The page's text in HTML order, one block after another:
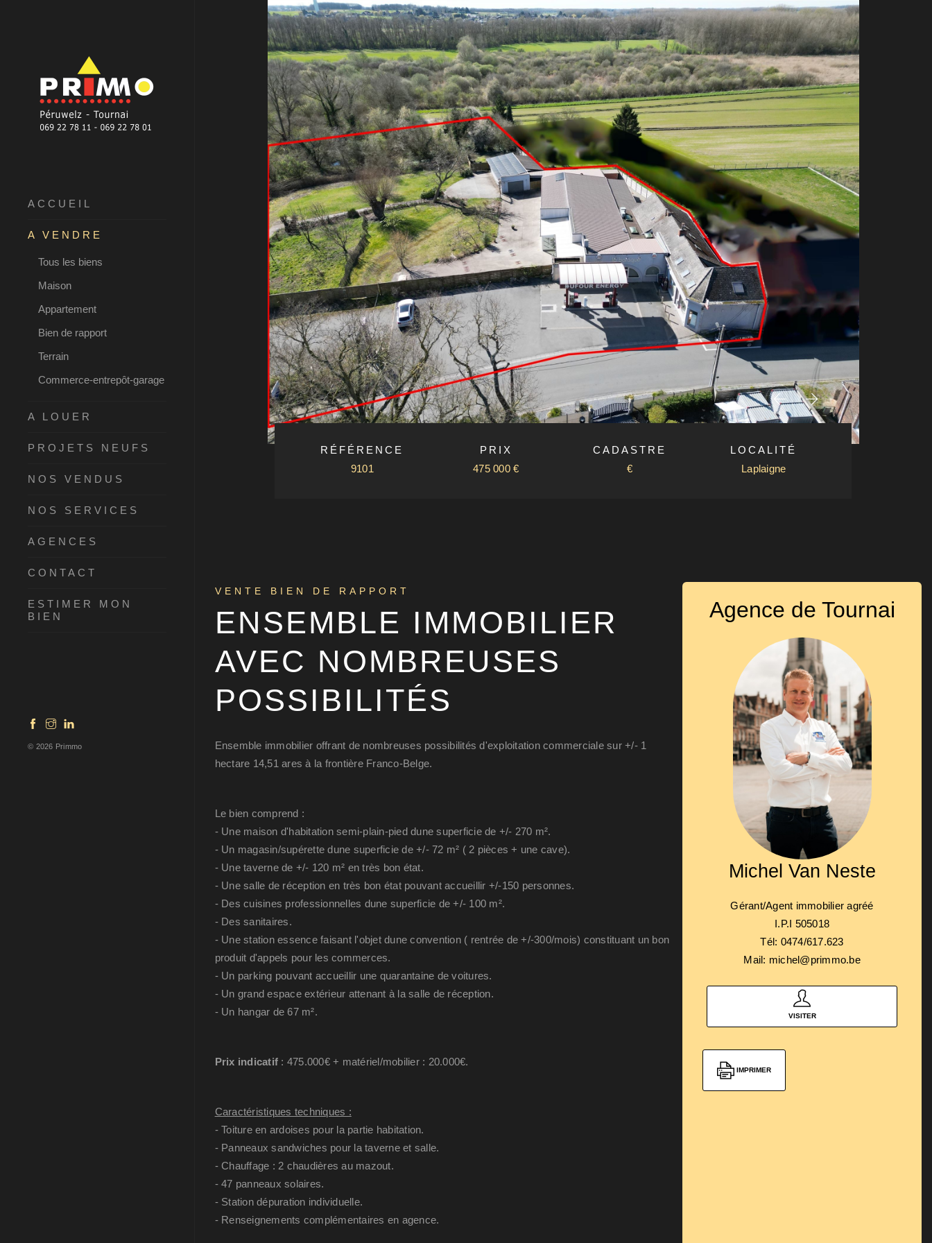
ACCUEIL
A VENDRE
Tous les biens
Maison
Appartement
Bien de rapport
Terrain
Commerce-entrepôt-garage
A LOUER
PROJETS NEUFS
NOS VENDUS
NOS SERVICES
AGENCES
CONTACT
ESTIMER MON
BIEN
© 2026 Primmo
RÉFÉRENCE
9101
PRIX
475 000 €
CADASTRE
€
LOCALITÉ
Laplaigne
VENTE BIEN DE RAPPORT
ENSEMBLE IMMOBILIER
AVEC NOMBREUSES
POSSIBILITÉS
Ensemble immobilier offrant de nombreuses possibilités d'exploitation commerciale sur +/- 1
hectare 14,51 ares à la frontière Franco-Belge.
Le bien comprend :
- Une maison d'habitation semi-plain-pied dune superficie de +/- 270 m².
- Un magasin/supérette dune superficie de +/- 72 m² ( 2 pièces + une cave).
- Une taverne de +/- 120 m² en très bon état.
- Une salle de réception en très bon état pouvant accueillir +/-150 personnes.
- Des cuisines professionnelles dune superficie de +/- 100 m².
- Des sanitaires.
- Une station essence faisant l'objet dune convention ( rentrée de +/-300/mois) constituant un bon
produit d'appels pour les commerces.
- Un parking pouvant accueillir une quarantaine de voitures.
- Un grand espace extérieur attenant à la salle de réception.
- Un hangar de 67 m².
Prix indicatif : 475.000€ + matériel/mobilier : 20.000€.
Caractéristiques techniques :
- Toiture en ardoises pour la partie habitation.
- Panneaux sandwiches pour la taverne et salle.
- Chauffage : 2 chaudières au mazout.
- 47 panneaux solaires.
- Station dépuration individuelle.
- Renseignements complémentaires en agence.
Agence de Tournai
Michel Van Neste
Gérant/Agent immobilier agréé
I.P.I 505018
Tél: 0474/617.623
Mail: michel@primmo.be
VISITER
IMPRIMER